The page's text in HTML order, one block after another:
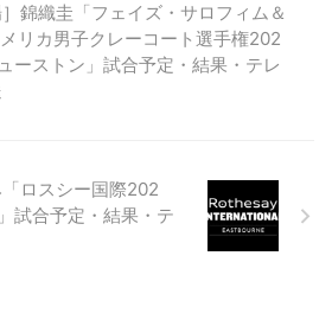
］錦織圭「フェイズ・サロフィム＆
リカ男子クレーコート選手権202
ーストン」試合予定・結果・テレ
「ロスシー国際202
試合予定・結果・テ